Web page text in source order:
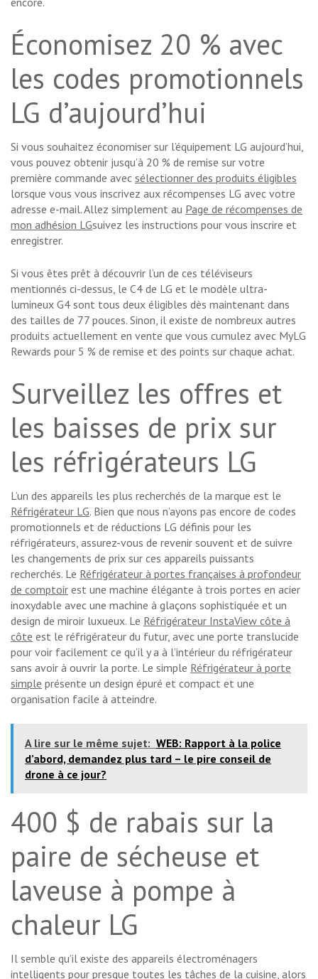
Économisez 20 % avec
les codes promotionnels
LG d’aujourd’hui
Si vous souhaitez économiser sur l’équipement LG aujourd’hui,
vous pouvez obtenir jusqu’à 20 % de remise sur votre
première commande avec sélectionner des produits éligibles
lorsque vous vous inscrivez aux récompenses LG avec votre
adresse e-mail. Allez simplement au Page de récompenses de
mon adhésion LGsuivez les instructions pour vous inscrire et
enregistrer.
Si vous êtes prêt à découvrir l’un de ces téléviseurs
mentionnés ci-dessus, le C4 de LG et le modèle ultra-
lumineux G4 sont tous deux éligibles dès maintenant dans
des tailles de 77 pouces. Sinon, il existe de nombreux autres
produits actuellement en vente que vous cumulez avec MyLG
Rewards pour 5 % de remise et des points sur chaque achat.
Surveillez les offres et
les baisses de prix sur
les réfrigérateurs LG
L’un des appareils les plus recherchés de la marque est le
Réfrigérateur LG. Bien que nous n’ayons pas encore de codes
promotionnels et de réductions LG définis pour les
réfrigérateurs, assurez-vous de revenir souvent et de suivre
les changements de prix sur ces appareils puissants
recherchés. Le Réfrigérateur à portes françaises à profondeur
de comptoir est une machine élégante à trois portes en acier
inoxydable avec une machine à glaçons sophistiquée et un
design de miroir luxueux. Le Réfrigérateur InstaView côte à
côte est le réfrigérateur du futur, avec une porte translucide
pour voir facilement ce qu’il y a à l’intérieur du réfrigérateur
sans avoir à ouvrir la porte. Le simple Réfrigérateur à porte
simple présente un design épuré et compact et une
organisation facile à atteindre.
A lire sur le même sujet: WEB: Rapport à la police
d’abord, demandez plus tard – le pire conseil de
drone à ce jour?
400 $ de rabais sur la
paire de sécheuse et
laveuse à pompe à
chaleur LG
Il semble qu’il existe des appareils électroménagers
intelligents pour presque toutes les tâches de la cuisine, alors